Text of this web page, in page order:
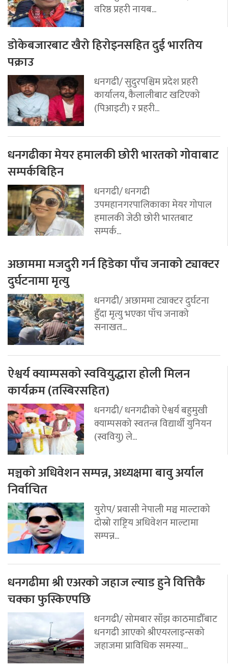
वरिष्ठ प्रहरी नायब...
डोकेबजारबाट खैरो हिरोइनसहित दुई भारतिय
पक्राउ
धनगढी/ सुदुरपश्चिम प्रदेश प्रहरी
कार्यालय, कैलालीबाट खटिएको
(पिआइटी) र प्रहरी...
धनगढीका मेयर हमालकी छोरी भारतको गोवाबाट
सम्पर्कबिहिन
धनगढी/ धनगढी
उपमहानगरपालिकाका मेयर गोपाल
हमालकी जेठी छोरी भारतबाट
सम्पर्क...
अछाममा मजदुरी गर्न हिडेका पाँच जनाको ट्याक्टर
दुर्घटनामा मृत्यु
धनगढी/ अछाममा ट्याक्टर दुर्घटना
हुँदा मृत्यु भएका पाँच जनाको
सनाखत...
ऐश्वर्य क्याम्पसको स्ववियुद्धारा होली मिलन
कार्यक्रम (तस्बिरसहित)
धनगढी/ धनगढीको ऐश्वर्य बहुमुखी
क्याम्पसको स्वतन्त्र विद्यार्थी युनियन
(स्ववियु) ले...
मञ्चको अधिवेशन सम्पन्न, अध्यक्षमा बावु अर्याल
निर्वाचित
युरोप/ प्रवासी नेपाली मञ्च माल्टाको
दोस्रो राष्ट्रिय अधिवेशन माल्टामा
सम्पन्न...
धनगढीमा श्री एअरको जहाज ल्याड हुने वित्तिकै
चक्का फुस्किएपछि
धनगढी/ सोमबार साँझ काठमाडौँबाट
धनगढी आएको श्रीएयरलाइन्सको
जहाजमा प्राविधिक समस्या...